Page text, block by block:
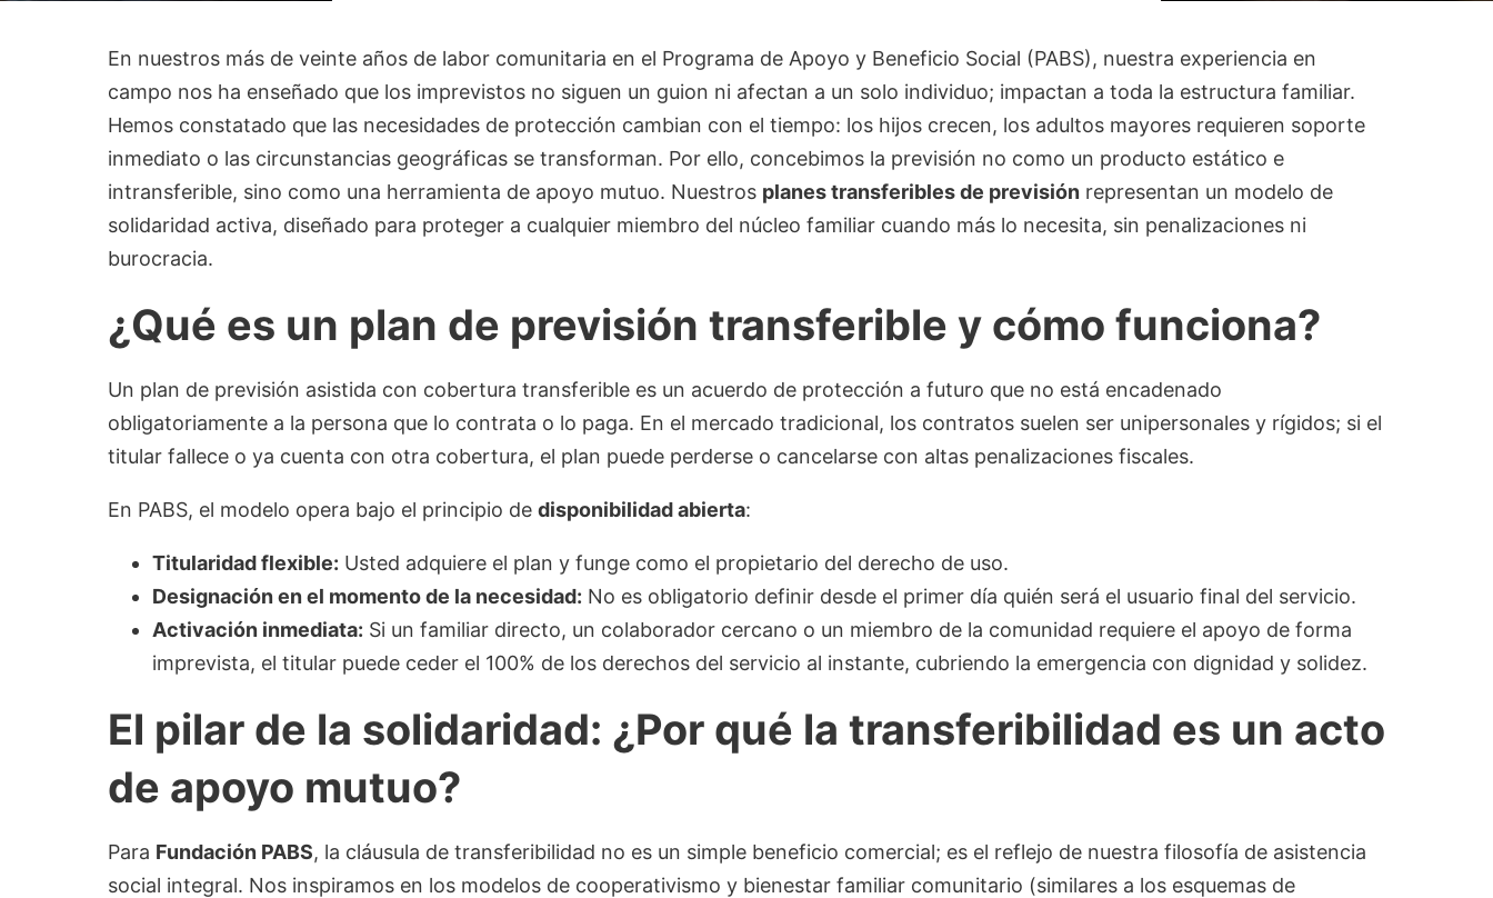
En nuestros más de veinte años de labor comunitaria en el Programa de Apoyo y Beneficio Social (PABS), nuestra experiencia en
campo nos ha enseñado que los imprevistos no siguen un guion ni afectan a un solo individuo; impactan a toda la estructura familiar.
Hemos constatado que las necesidades de protección cambian con el tiempo: los hijos crecen, los adultos mayores requieren soporte
inmediato o las circunstancias geográficas se transforman. Por ello, concebimos la previsión no como un producto estático e
intransferible, sino como una herramienta de apoyo mutuo. Nuestros planes transferibles de previsión representan un modelo de
solidaridad activa, diseñado para proteger a cualquier miembro del núcleo familiar cuando más lo necesita, sin penalizaciones ni
burocracia.
¿Qué es un plan de previsión transferible y cómo funciona?
Un plan de previsión asistida con cobertura transferible es un acuerdo de protección a futuro que no está encadenado
obligatoriamente a la persona que lo contrata o lo paga. En el mercado tradicional, los contratos suelen ser unipersonales y rígidos; si el
titular fallece o ya cuenta con otra cobertura, el plan puede perderse o cancelarse con altas penalizaciones fiscales.
En PABS, el modelo opera bajo el principio de disponibilidad abierta:
Titularidad flexible: Usted adquiere el plan y funge como el propietario del derecho de uso.
Designación en el momento de la necesidad: No es obligatorio definir desde el primer día quién será el usuario final del servicio.
Activación inmediata: Si un familiar directo, un colaborador cercano o un miembro de la comunidad requiere el apoyo de forma
imprevista, el titular puede ceder el 100% de los derechos del servicio al instante, cubriendo la emergencia con dignidad y solidez.
El pilar de la solidaridad: ¿Por qué la transferibilidad es un acto
de apoyo mutuo?
Para Fundación PABS, la cláusula de transferibilidad no es un simple beneficio comercial; es el reflejo de nuestra filosofía de asistencia
social integral. Nos inspiramos en los modelos de cooperativismo y bienestar familiar comunitario (similares a los esquemas de